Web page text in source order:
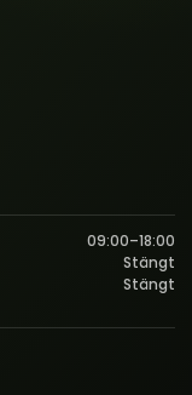
09:00–18:00
Stängt
Stängt